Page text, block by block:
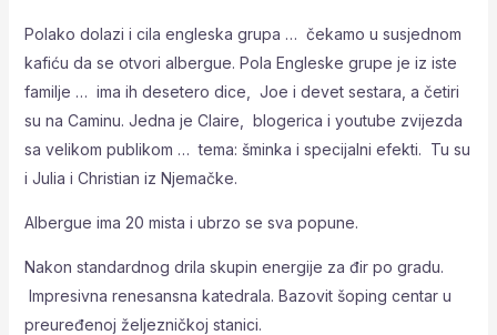
Polako dolazi i cila engleska grupa … čekamo u susjednom
kafiću da se otvori albergue. Pola Engleske grupe je iz iste
familje … ima ih desetero dice, Joe i devet sestara, a četiri
su na Caminu. Jedna je Claire, blogerica i youtube zvijezda
sa velikom publikom … tema: šminka i specijalni efekti. Tu su
i Julia i Christian iz Njemačke.
Albergue ima 20 mista i ubrzo se sva popune.
Nakon standardnog drila skupin energije za đir po gradu.
Impresivna renesansna katedrala. Bazovit šoping centar u
preuređenoj željezničkoj stanici.